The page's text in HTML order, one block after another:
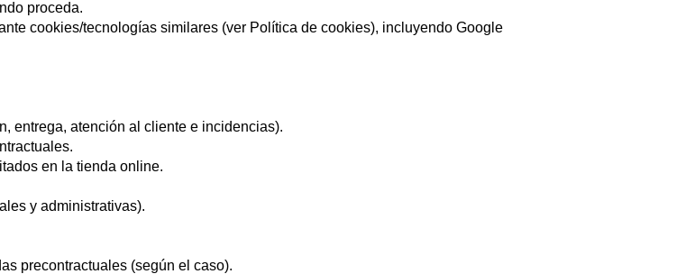
proceda.
cookies/tecnologías similares (ver Política de cookies), incluyendo Google
entrega, atención al cliente e incidencias).
en la tienda online.
y administrativas).
precontractuales (según el caso).